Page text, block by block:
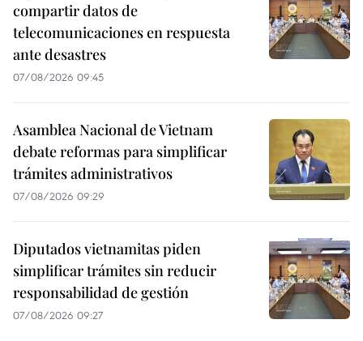
compartir datos de
telecomunicaciones en respuesta
ante desastres
07/08/2026 09:45
Asamblea Nacional de Vietnam
debate reformas para simplificar
trámites administrativos
07/08/2026 09:29
Diputados vietnamitas piden
simplificar trámites sin reducir
responsabilidad de gestión
07/08/2026 09:27